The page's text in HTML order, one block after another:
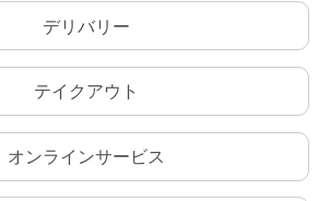
デリバリー
テイクアウト
オンラインサービス